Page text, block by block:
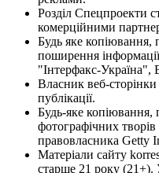
Розділ Спецпроекти
комерційними
Будь яке копіювання,
поширення
"Інтерфакс-Україна",
Власник веб-
публікації.
Будь-яке копіювання,
фотографічних творів
правовласника Getty
Матеріали сайту
старше 21 року (21+).